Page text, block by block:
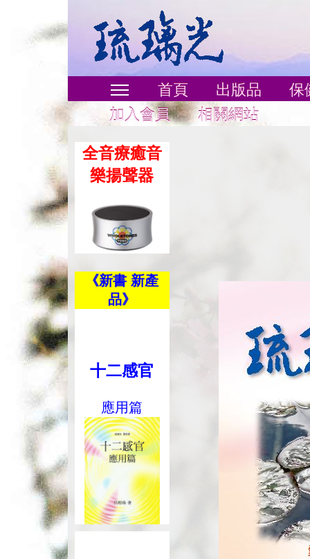
首頁 出版品
保
加入會員
相關網站
全音療癒音
樂揚聲器
《新書 新產
品》
十二感官
應用篇